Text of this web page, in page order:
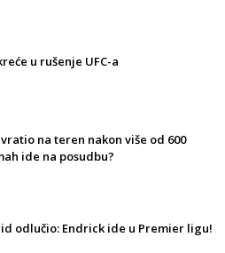
u rušenje UFC-a
na teren nakon više od 600
ide na posudbu?
odlučio: Endrick ide u Premier ligu!